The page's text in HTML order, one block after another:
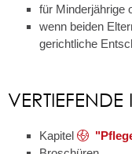
für Minderjährige
wenn beiden
gerichtliche
Kapitel